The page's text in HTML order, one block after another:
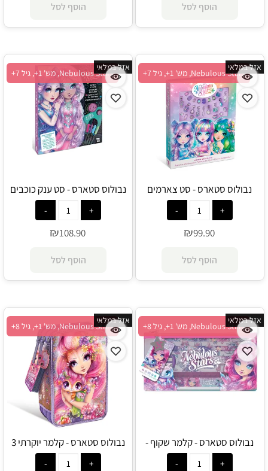
הוסף לסל הוסף לסל
Nebulous Stars, מש' 1+, גיל 7+
אזל במלאי
נבולוס סטארס - סט צארמים
נבולוס - Nebulous Star
₪99.90
הוסף לסל
Nebulous Stars, מש' 1+, גיל 7+
אזל במלאי
נבולוס סטארס - סט ענק כוכבים
מסתובבים - Nebulous Star
₪108.90
הוסף לסל
Nebulous Stars, מש' 1+, גיל 8+
אזל במלאי
נבולוס סטארס - קלמר שקוף -
Nebulous Star
Nebulous Stars, מש' 1+, גיל 8+
אזל במלאי
נבולוס סטארס - קלמר יוקרתי 3
תאים פטוליה - Nebulous Star